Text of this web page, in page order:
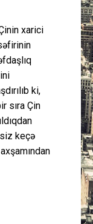
etikası
xarici
ki,
sıra Çin
keçə